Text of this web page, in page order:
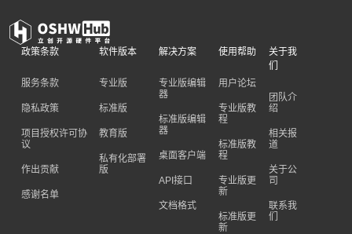
政策条款
服务条款
隐私政策
项目授权许可协
议
作出贡献
感谢名单
软件版本
专业版
标准版
教育版
私有化部署
版
解决方案
专业版编辑
器
标准版编辑
器
桌面客户端
API接口
文档格式
使用帮助
用户论坛
专业版教
程
标准版教
程
专业版更
新
标准版更
新
关于我
们
团队介
绍
相关报
道
关于公
司
联系我
们